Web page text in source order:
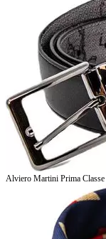
Alviero Martini Prima Classe